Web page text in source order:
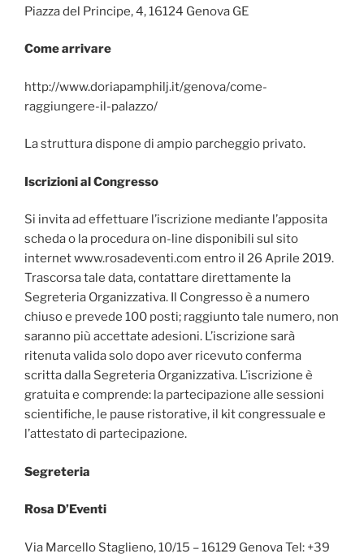
Piazza del Principe, 4, 16124 Genova GE
Come arrivare
http://www.doriapamphilj.it/genova/come-
raggiungere-il-palazzo/
La struttura dispone di ampio parcheggio privato.
Iscrizioni al Congresso
Si invita ad effettuare l’iscrizione mediante l’apposita
scheda o la procedura on-line disponibili sul sito
internet www.rosadeventi.com entro il 26 Aprile 2019.
Trascorsa tale data, contattare direttamente la
Segreteria Organizzativa. Il Congresso è a numero
chiuso e prevede 100 posti; raggiunto tale numero, non
saranno più accettate adesioni. L’iscrizione sarà
ritenuta valida solo dopo aver ricevuto conferma
scritta dalla Segreteria Organizzativa. L’iscrizione è
gratuita e comprende: la partecipazione alle sessioni
scientifiche, le pause ristorative, il kit congressuale e
l’attestato di partecipazione.
Segreteria
Rosa D’Eventi
Via Marcello Staglieno, 10/15 – 16129 Genova Tel: +39